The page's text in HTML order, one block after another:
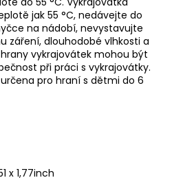
jak 55 °C, nedávejte do
na nádobí, nevystavujte
záření, dlouhodobé vlhkosti a
vykrajovátek mohou být
při práci s vykrajovátky.
pro hraní s dětmi do 6
x 1,77inch